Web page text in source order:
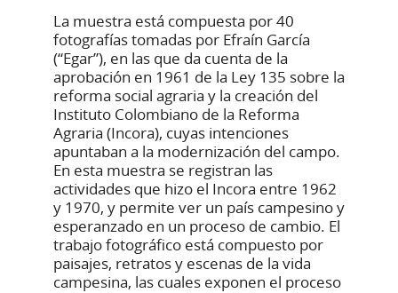
La muestra está compuesta por 40
fotografías tomadas por Efraín García
(“Egar”), en las que da cuenta de la
aprobación en 1961 de la Ley 135 sobre la
reforma social agraria y la creación del
Instituto Colombiano de la Reforma
Agraria (Incora), cuyas intenciones
apuntaban a la modernización del campo.
En esta muestra se registran las
actividades que hizo el Incora entre 1962
y 1970, y permite ver un país campesino y
esperanzado en un proceso de cambio. El
trabajo fotográfico está compuesto por
paisajes, retratos y escenas de la vida
campesina, las cuales exponen el proceso